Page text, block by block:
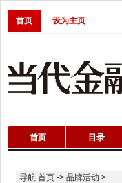
首页 设为主页
首页 目录
导航 首页-> 品牌活动 >